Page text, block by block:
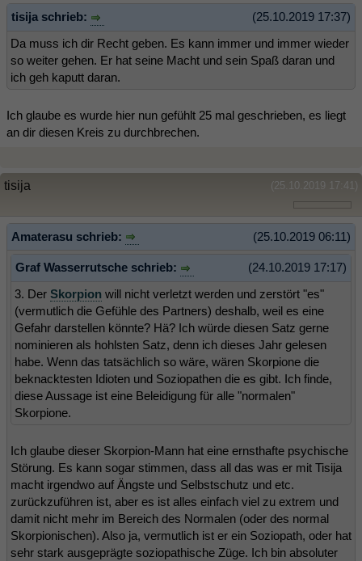
(25.10.2019 17:37)
tisija schrieb:
Da muss ich dir Recht geben. Es kann immer und immer wieder
so weiter gehen. Er hat seine Macht und sein Spaß daran und
ich geh kaputt daran.
Ich glaube es wurde hier nun gefühlt 25 mal geschrieben, es liegt
an dir diesen Kreis zu durchbrechen.
(25.10.2019 17:41)
tisija
(25.10.2019 06:11)
Amaterasu schrieb:
(24.10.2019 17:17)
Graf Wasserrutsche schrieb:
3. Der Skorpion will nicht verletzt werden und zerstört "es"
(vermutlich die Gefühle des Partners) deshalb, weil es eine
Gefahr darstellen könnte? Hä? Ich würde diesen Satz gerne
nominieren als hohlsten Satz, denn ich dieses Jahr gelesen
habe. Wenn das tatsächlich so wäre, wären Skorpione die
beknacktesten Idioten und Soziopathen die es gibt. Ich finde,
diese Aussage ist eine Beleidigung für alle "normalen"
Skorpione.
Ich glaube dieser Skorpion-Mann hat eine ernsthafte psychische
Störung. Es kann sogar stimmen, dass all das was er mit Tisija
macht irgendwo auf Ängste und Selbstschutz und etc.
zurückzuführen ist, aber es ist alles einfach viel zu extrem und
damit nicht mehr im Bereich des Normalen (oder des normal
Skorpionischen). Also ja, vermutlich ist er ein Soziopath, oder hat
sehr stark ausgeprägte soziopathische Züge. Ich bin absoluter